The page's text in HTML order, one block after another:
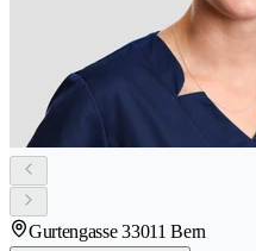
Gurtengasse 33011 Bern